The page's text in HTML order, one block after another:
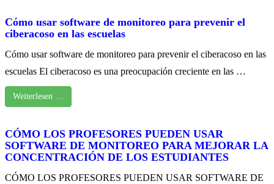
Cómo usar software de monitoreo para prevenir el
ciberacoso en las escuelas
Cómo usar software de monitoreo para prevenir el ciberacoso en las
escuelas El ciberacoso es una preocupación creciente en las …
Weiterlesen …
CÓMO LOS PROFESORES PUEDEN USAR
SOFTWARE DE MONITOREO PARA MEJORAR LA
CONCENTRACIÓN DE LOS ESTUDIANTES
CÓMO LOS PROFESORES PUEDEN USAR SOFTWARE DE